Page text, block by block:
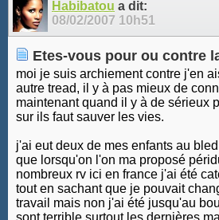
Habibatou a dit:
08/02/2007 10h51
Etes-vous pour ou contre
moi je suis archiement contre j'en
autre tread, il y à pas mieux de
maintenant quand il y à de sérieux
sur ils faut sauver les vies.
j'ai eut deux de mes enfants au
que lorsqu'on l'on ma proposé
nombreux rv ici en france j'ai été
tout en sachant que je pouvait
travail mais non j'ai été jusqu'au